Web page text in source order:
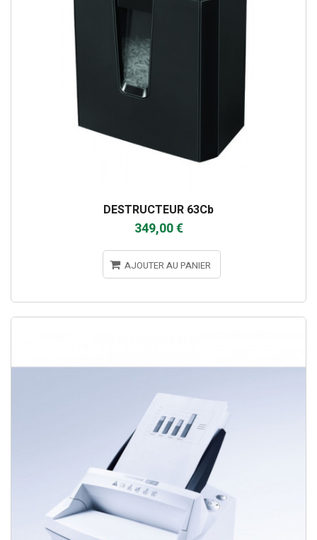
DESTRUCTEUR 63Cb
349,00 €
AJOUTER AU PANIER